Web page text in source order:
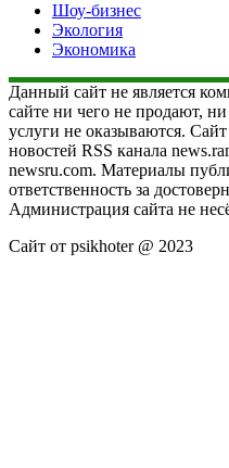
Шоу-бизнес
Экология
Экономика
Данный сайт не является
сайте ни чего не продают,
услуги не оказываются.
новостей RSS канала
newsru.com. Материалы
ответственность за
Администрация сайта не
Сайт от psikhoter @ 2023